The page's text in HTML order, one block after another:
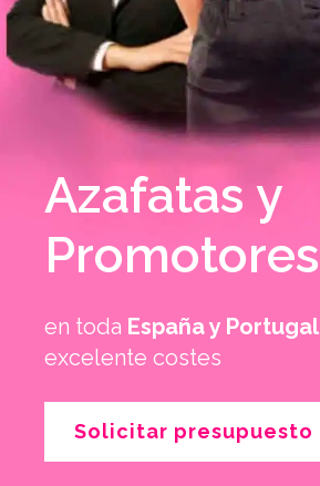
Azafatas y
Promotores
en toda España y Portugal
excelente costes
Solicitar presupuesto